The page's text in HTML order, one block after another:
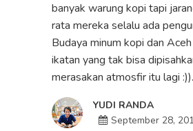
banyak warung kopi tapi
rata mereka selalu ada
Budaya minum kopi dan
ikatan yang tak bisa
merasakan atmosfir itu lagi :)).
YUDI RANDA
September 28,